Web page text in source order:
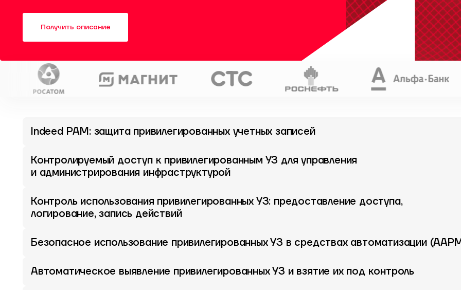
Получить описание
Indeed PAM: защита привилегированных учетных записей
Контролируемый доступ к привилегированным УЗ для управления
и администрирования инфраструктурой
Контроль использования привилегированных УЗ: предоставление доступа,
логирование, запись действий
Безопасное использование привилегированных УЗ в средствах автоматизации
Автоматическое выявление привилегированных УЗ и взятие их под контроль